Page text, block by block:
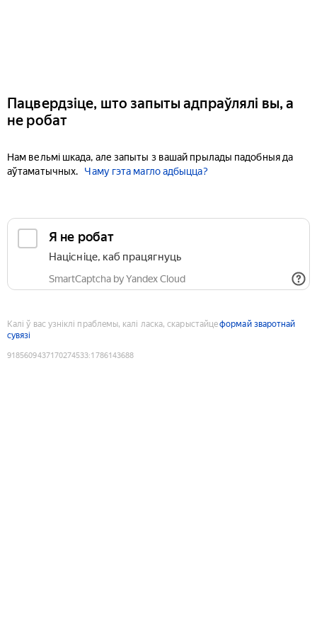
Пацвердзіце, што запыты адпраўлялі вы, а
не робат
Нам вельмі шкада, але запыты з вашай прылады падобныя да
аўтаматычных.
Чаму гэта магло адбыцца?
Я не робат
Націсніце, каб працягнуць
SmartCaptcha by Yandex Cloud
Калі ў вас узніклі праблемы, калі ласка, скарыстайцеформай зваротнай
сувязі
9185609437170274533:1786143688